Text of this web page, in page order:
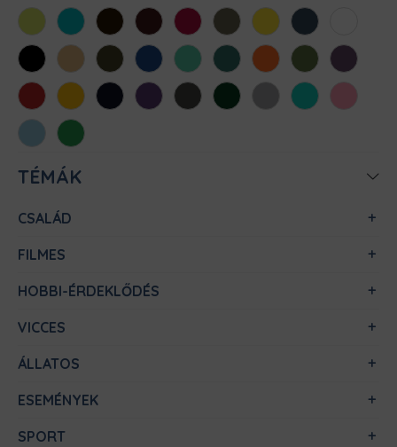
AlmazöldAtollkékBarnaBordóChili Cink Citromsárga
Denim
FeketeHomokKhaki KirálykékMentaMéregzöld
NarancsOliva Padlizsán
Piros SárgaSötétkékSötétlilaSötétszürke
SötétzöldSportszürke
Türkiz
Világos
rózsaszín
Világoskék
Zöld
TÉMÁK
CSALÁD
FILMES
HOBBI-ÉRDEKLŐDÉS
VICCES
ÁLLATOS
ESEMÉNYEK
SPORT